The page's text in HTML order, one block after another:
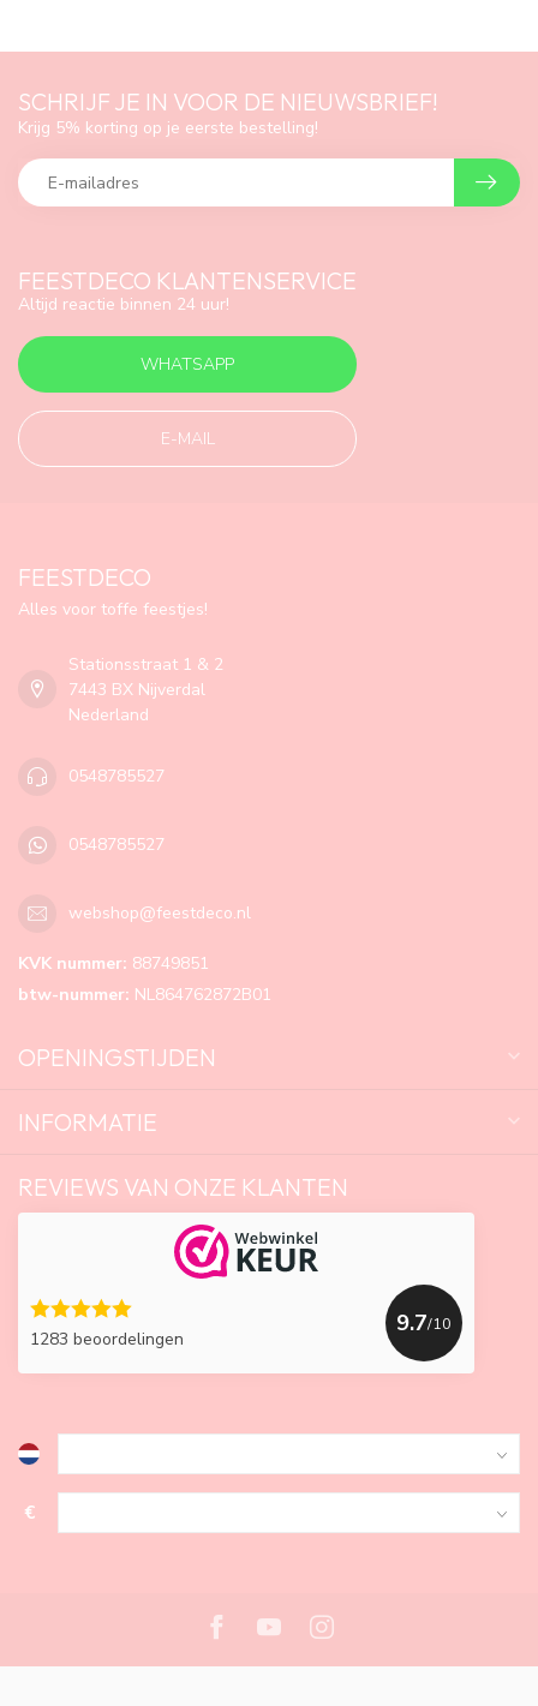
FEESTDECO KLANTENSERVICE
Altijd reactie binnen 24 uur!
WHATSAPP
E-MAIL
SCHRIJF JE IN VOOR DE NIEUWSBRIEF!
Krijg 5% korting op je eerste bestelling!
FEESTDECO
Alles voor toffe feestjes!
Stationsstraat 1 & 2
7443 BX Nijverdal
Nederland
0548785527
0548785527
webshop@feestdeco.nl
KVK nummer: 88749851
btw-nummer: NL864762872B01
OPENINGSTIJDEN
INFORMATIE
REVIEWS VAN ONZE KLANTEN
1283 beoordelingen
9.7/10
€